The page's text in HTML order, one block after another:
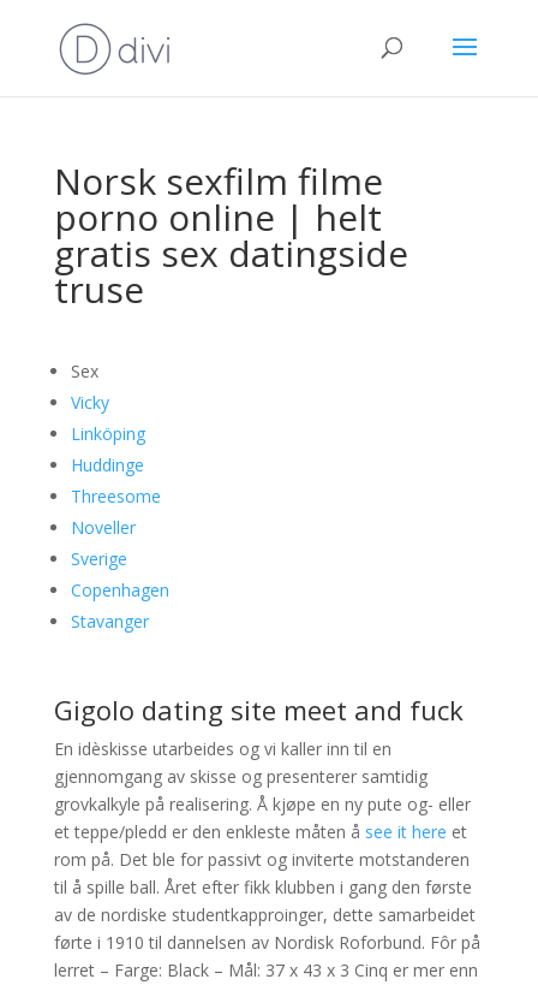
Norsk sexfilm filme
porno online | helt
gratis sex datingside
truse
Sex
Vicky
Linköping
Huddinge
Threesome
Noveller
Sverige
Copenhagen
Stavanger
Gigolo dating site meet and fuck
En idèskisse utarbeides og vi kaller inn til en
gjennomgang av skisse og presenterer samtidig
grovkalkyle på realisering. Å kjøpe en ny pute og- eller
et teppe/pledd er den enkleste måten å see it here et
rom på. Det ble for passivt og inviterte motstanderen
til å spille ball. Året efter fikk klubben i gang den første
av de nordiske studentkapproinger, dette samarbeidet
førte i 1910 til dannelsen av Nordisk Roforbund. Fôr på
lerret – Farge: Black – Mål: 37 x 43 x 3 Cinq er mer enn